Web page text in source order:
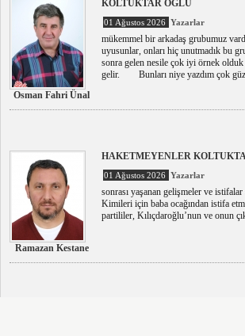
Osman Fahri Ünal
KOLTUKTAR OĞLU
01 Ağustos 2026 Yazarlar
mükemmel bir arkadaş grubumuz
uyusunlar, onları hiç unutmadık bu
sonra gelen nesile çok iyi örnek
gelir. Bunları niye yazdım çok
Ramazan Kestane
HAKETMEYENLER
01 Ağustos 2026 Yazarlar
sonrası yaşanan gelişmeler ve
Kimileri için baba ocağından istifa
partililer, Kılıçdaroğlu’nun ve onun